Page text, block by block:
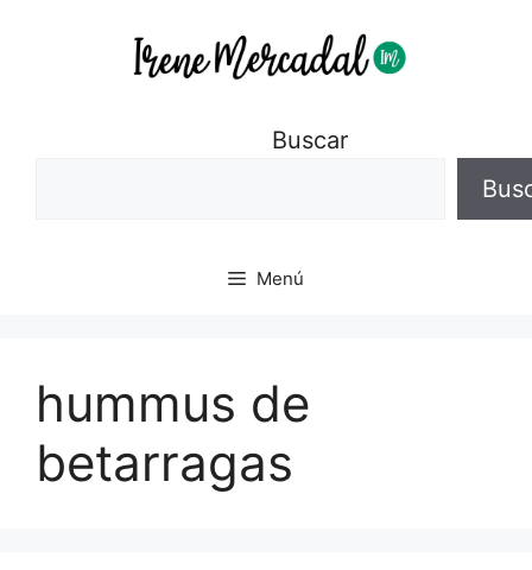
Buscar
Menú
hummus de
betarragas